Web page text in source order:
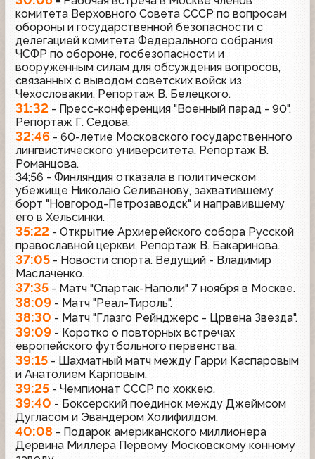
комитета Верховного Совета СССР по вопросам
обороны и государственной безопасности с
делегацией комитета Федерального собрания
ЧСФР по обороне, госбезопасности и
вооруженным силам для обсуждения вопросов,
связанных с выводом советских войск из
Чехословакии. Репортаж В. Белецкого.
31:32 - Пресс-конференция "Военный парад - 90".
Репортаж Г. Седова.
32:46 - 60-летие Московского государственного
лингвистического университета. Репортаж В.
Романцова.
34;56 - Финляндия отказала в политическом
убежище Николаю Селиванову, захватившему
борт "Новгород-Петрозаводск" и направившему
его в Хельсинки.
35:22 - Открытие Архиерейского собора Русской
православной церкви. Репортаж В. Бакаринова.
37:05 - Новости спорта. Ведущий - Владимир
Маслаченко.
37:35 - Матч "Спартак-Наполи" 7 ноября в Москве.
38:09 - Матч "Реал-Тироль".
38:30 - Матч "Глазго Рейнджерс - Црвена Звезда".
39:09 - Коротко о повторных встречах
европейского футбольного первенства.
39:15 - Шахматный матч между Гарри Каспаровым
и Анатолием Карповым.
39:25 - Чемпионат СССР по хоккею.
39:40 - Боксерский поединок между Джеймсом
Дугласом и Эвандером Холифилдом.
40:08 - Подарок американского миллионера
Дервина Миллера Первому Московскому конному